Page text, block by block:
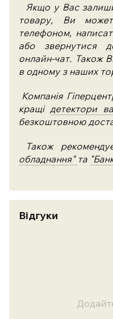
Якщо у Вас
товару, Ви
телефоном,
або звернутися
онлайн-чат. Також
в одному з наших
Компанія
кращі детектори
безкоштовною
Також
обладнання" та
Відгуки